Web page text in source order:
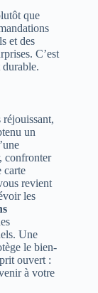
que
et des
C’est
durable.
un
confronter
carte
revient
les
Une
le bien-
ouvert :
à votre